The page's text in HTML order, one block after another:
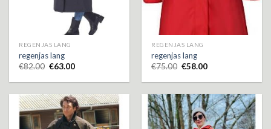
REGENJAS LANG
regenjas lang
€82.00 €63.00
REGENJAS LANG
regenjas lang
€75.00 €58.00